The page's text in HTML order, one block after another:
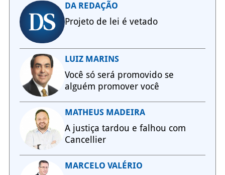
DA REDAÇÃO
Projeto de lei é vetado
LUIZ MARINS
Você só será promovido se
alguém promover você
MATHEUS MADEIRA
A justiça tardou e falhou com
Cancellier
MARCELO VALÉRIO